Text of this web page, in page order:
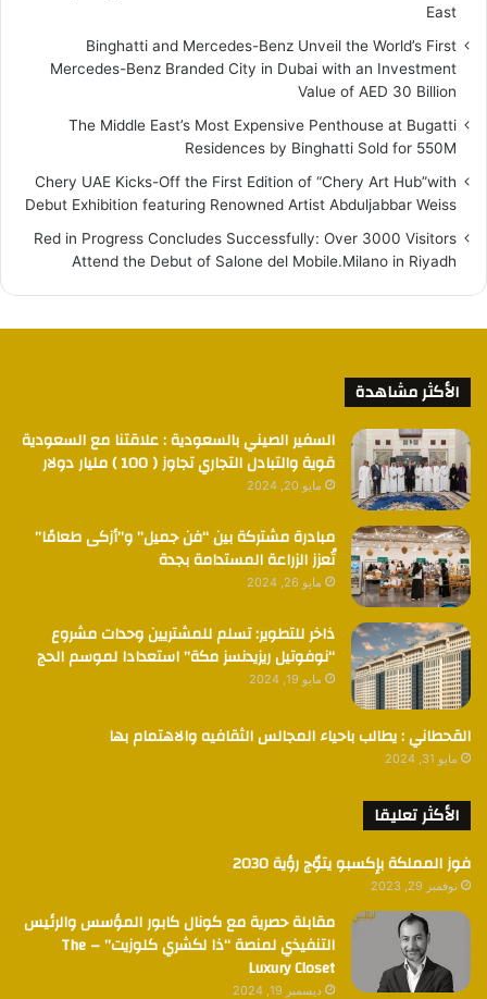
East
Binghatti and Mercedes-Benz Unveil the World’s First
Mercedes-Benz Branded City in Dubai with an Investment
Value of AED 30 Billion
The Middle East’s Most Expensive Penthouse at Bugatti
Residences by Binghatti Sold for 550M
Chery UAE Kicks-Off the First Edition of “Chery Art Hub”with
Debut Exhibition featuring Renowned Artist Abduljabbar Weiss
Red in Progress Concludes Successfully: Over 3000 Visitors
Attend the Debut of Salone del Mobile.Milano in Riyadh
الأكثر مشاهدة
السفير الصيني بالسعودية : علاقتنا مع السعودية
قوية والتبادل التجاري تجاوز ( 100 ) مليار دولار
مايو 20, 2024
مبادرة مشتركة بين “فن جميل” و”أزكى طعامًا”
تُعزز الزراعة المستدامة بجدة
مايو 26, 2024
ذاخر للتطوير: تسلم للمشتريين وحدات مشروع
“نوفوتيل ريزيدنسز مكة” استعدادا لموسم الحج
مايو 19, 2024
القحطاني : يطالب باحياء المجالس الثقافيه والاهتمام بها
مايو 31, 2024
الأكثر تعليقا
فوز المملكة بإكسبو يتوٌج رؤية 2030
نوفمبر 29, 2023
مقابلة حصرية مع كونال كابور المؤسس والرئيس
التنفيذي لمنصة “ذا لكشري كلوزيت” – The
Luxury Closet
ديسمبر 19, 2024